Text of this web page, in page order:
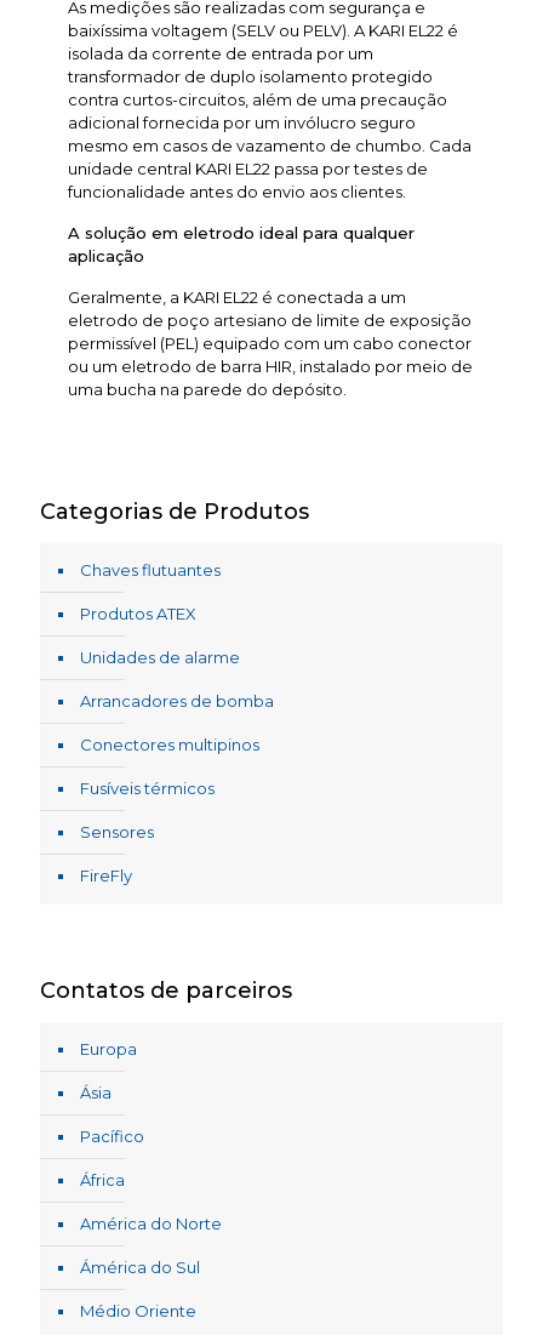
As medições são realizadas com segurança e
baixíssima voltagem (SELV ou PELV). A KARI EL22 é
isolada da corrente de entrada por um
transformador de duplo isolamento protegido
contra curtos-circuitos, além de uma precaução
adicional fornecida por um invólucro seguro
mesmo em casos de vazamento de chumbo. Cada
unidade central KARI EL22 passa por testes de
funcionalidade antes do envio aos clientes.
A solução em eletrodo ideal para qualquer
aplicação
Geralmente, a KARI EL22 é conectada a um
eletrodo de poço artesiano de limite de exposição
permissível (PEL) equipado com um cabo conector
ou um eletrodo de barra HIR, instalado por meio de
uma bucha na parede do depósito.
Categorias de Produtos
Chaves flutuantes
Produtos ATEX
Unidades de alarme
Arrancadores de bomba
Conectores multipinos
Fusíveis térmicos
Sensores
FireFly
Contatos de parceiros
Europa
Ásia
Pacífico
África
América do Norte
Ámérica do Sul
Médio Oriente